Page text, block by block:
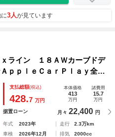
3人が見ています
イン １８ＡＷカーブドデ
ｐｐｌｅＣａｒＰｌａｙ全方
オートトランクＬＥＤヘッド
支払総額(税込)
428.7 万円
本体価格
413
万円
諸費用
15.7
万円
据置ローン 月々 22,400 円
年式 2023年 走行
2.3万km
車検
2026年12月 排気
2000cc